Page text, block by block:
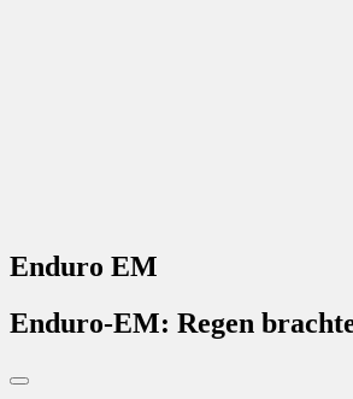
Enduro EM
Enduro-EM: Regen